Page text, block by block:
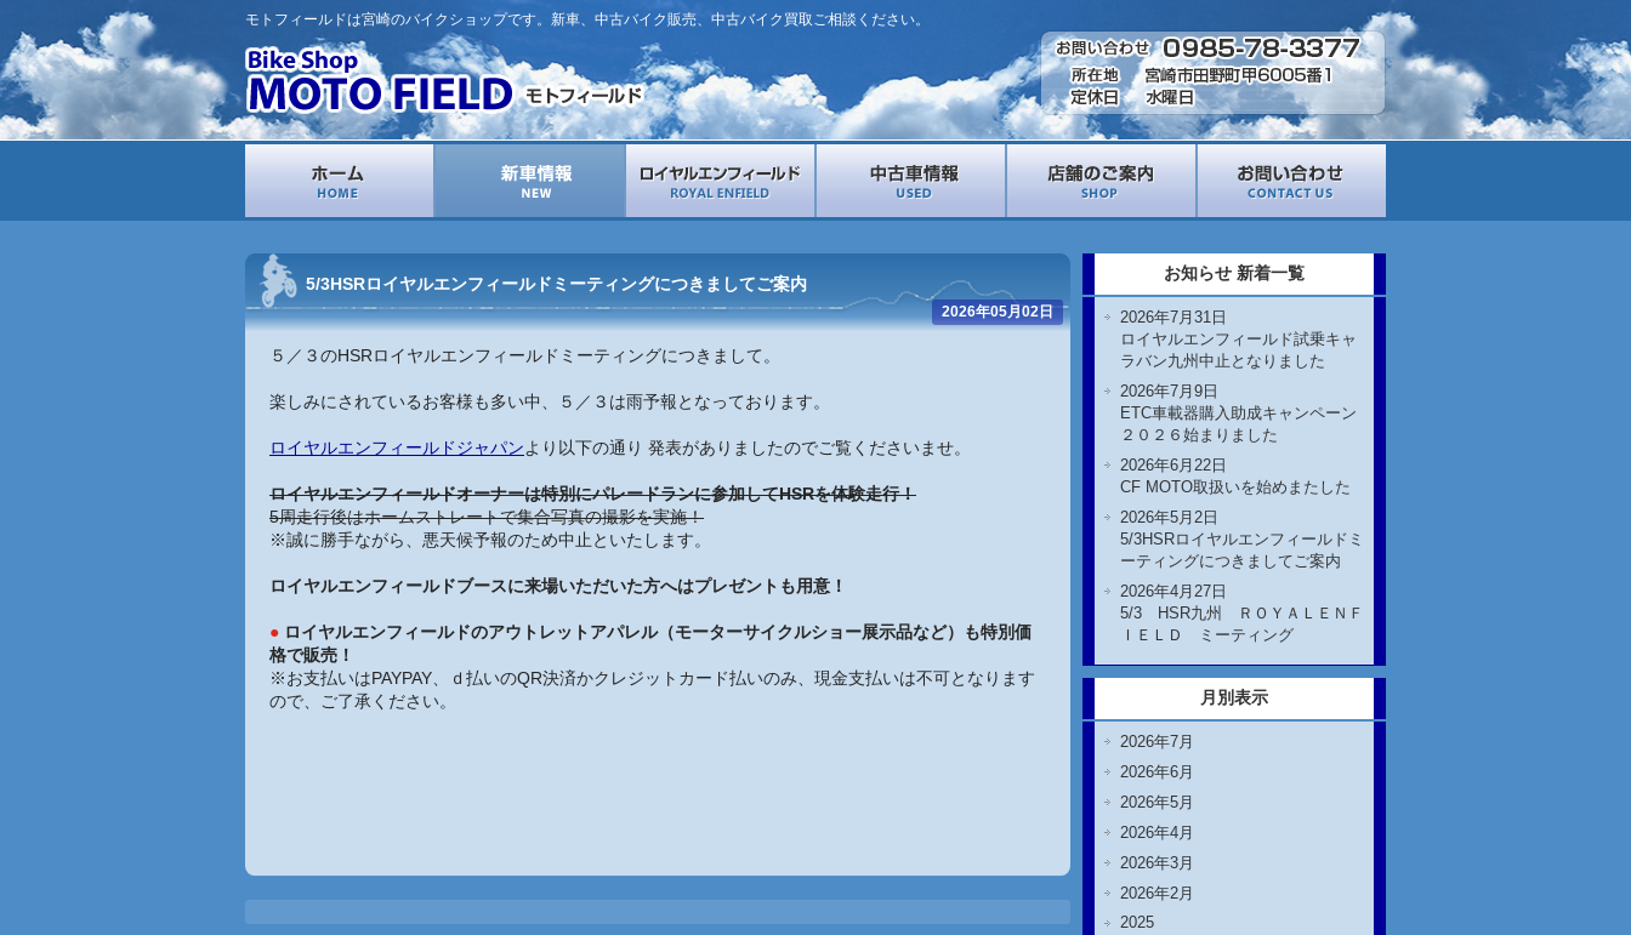
モトフィールドは宮崎のバイクショップです。新車、中古バイク販売、中古バイク買取ご相談ください。
5/3HSRロイヤルエンフィールドミーティングにつきましてご案内
2026年05月02日
５／３のHSRロイヤルエンフィールドミーティングにつきまして。
楽しみにされているお客様も多い中、５／３は雨予報となっております。
ロイヤルエンフィールドジャパンより以下の通り 発表がありましたのでご覧くださいませ。
ロイヤルエンフィールドオーナーは特別にパレードランに参加してHSRを体験走行！
5周走行後はホームストレートで集合写真の撮影を実施！
※誠に勝手ながら、悪天候予報のため中止といたします。
ロイヤルエンフィールドブースに来場いただいた方へはプレゼントも用意！
● ロイヤルエンフィールドのアウトレットアパレル（モーターサイクルショー展示品など）も特別価
格で販売！
※お支払いはPAYPAY、ｄ払いのQR決済かクレジットカード払いのみ、現金支払いは不可となります
ので、ご了承ください。
お知らせ 新着一覧
2026年7月31日
ロイヤルエンフィールド試乗キャ
ラバン九州中止となりました
2026年7月9日
ETC車載器購入助成キャンペーン
２０２６始まりました
2026年6月22日
CF MOTO取扱いを始めまたした
2026年5月2日
5/3HSRロイヤルエンフィールドミ
ーティングにつきましてご案内
2026年4月27日
5/3 HSR九州 ＲＯＹＡＬＥＮＦ
ＩＥＬＤ ミーティング
月別表示
2026年7月
2026年6月
2026年5月
2026年4月
2026年3月
2026年2月
2025